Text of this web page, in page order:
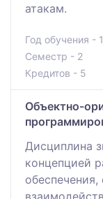
атакам.
Год обучения - 1
Семестр - 2
Кредитов - 5
Объектно-
Дисциплина
концепцией